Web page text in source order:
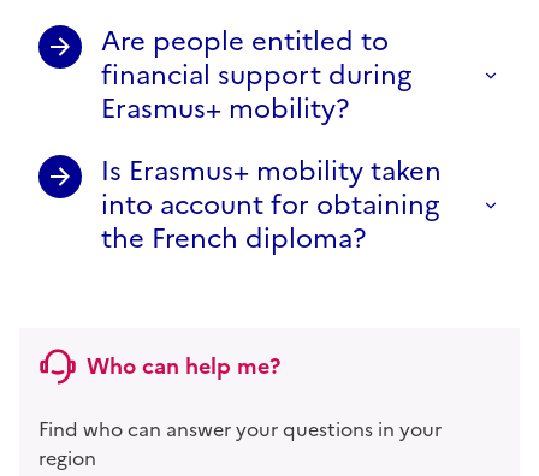
Are people entitled to
financial support during
Erasmus+ mobility?
Is Erasmus+ mobility taken
into account for obtaining
the French diploma?
Who can help me?
Find who can answer your questions in your
region